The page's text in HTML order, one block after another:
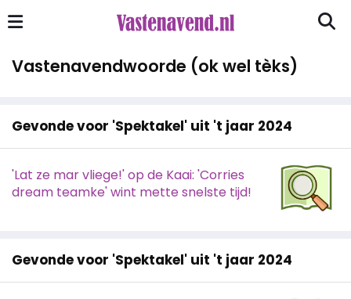
Vastenavendwoorde (ok wel tèks)
Gevonde voor 'Spektakel' uit 't jaar 2024
'Lat ze mar vliege!' op de Kaai: 'Corries
dream teamke' wint mette snelste tijd!
Gevonde voor 'Spektakel' uit 't jaar 2024